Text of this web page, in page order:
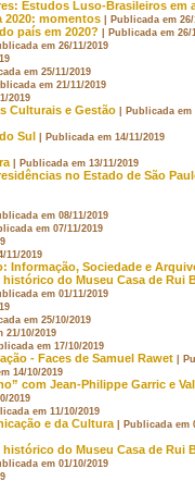
Estudos Luso-Brasileiros em
2020: momentos | Publicada em
país em 2020? | Publicada em 26/
em 26/11/2019
em 25/11/2019
em 21/11/2019
2019
Culturais e Gestão | Publicada em
Sul | Publicada em 14/11/2019
| Publicada em 13/11/2019
no Estado de São
em 08/11/2019
em 07/11/2019
11/2019
Informação, Sociedade e
do Museu Casa de Rui
em 01/11/2019
em 25/10/2019
21/10/2019
em 17/10/2019
- Faces de Samuel Rawet |
14/10/2019
com Jean-Philippe Garric e
2019
em 11/10/2019
e da Cultura | Publicada em
do Museu Casa de Rui
em 01/10/2019